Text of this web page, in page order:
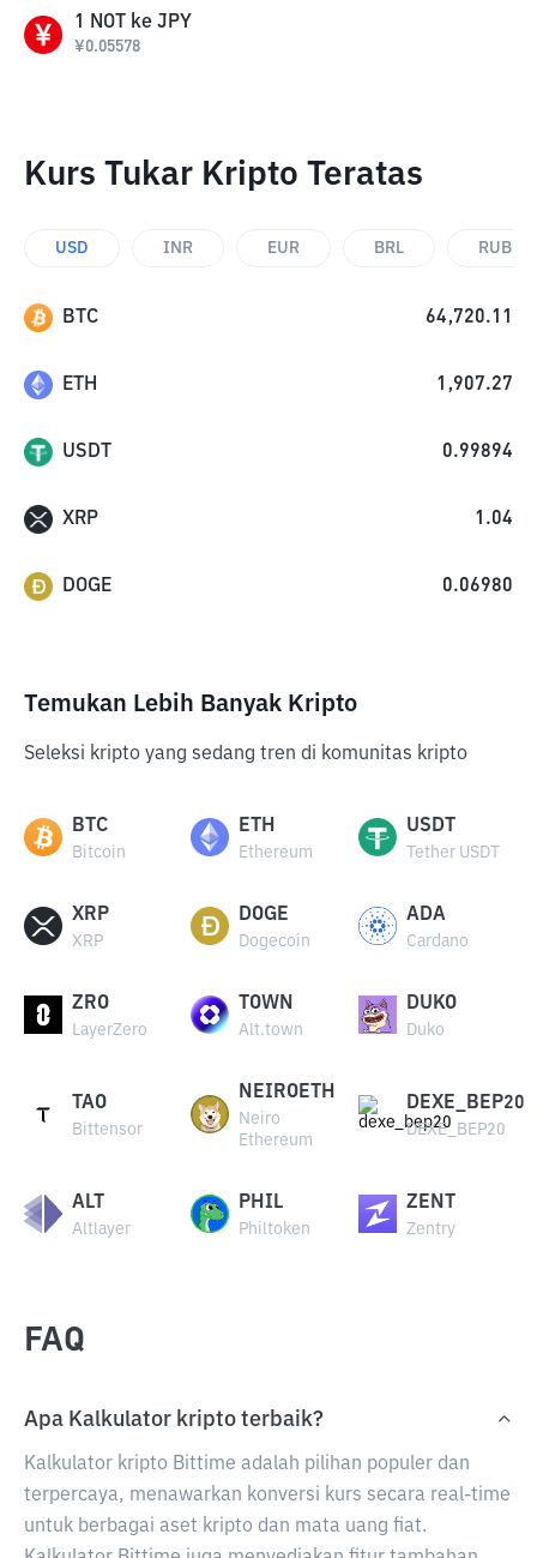
1 NOT ke JPY
¥0.05578
Kurs Tukar Kripto Teratas
USD INR EUR BRL RUB
BTC 64,720.11
ETH 1,907.27
USDT 0.99894
XRP 1.04
DOGE 0.06980
Temukan Lebih Banyak Kripto
Seleksi kripto yang sedang tren di komunitas kripto
BTC
Bitcoin
ETH
Ethereum
USDT
Tether USDT
XRP
XRP
DOGE
Dogecoin
ADA
Cardano
ZRO
LayerZero
TOWN
Alt.town
DUKO
Duko
TAO
Bittensor
NEIROETH
Neiro
Ethereum
DEXE_BEP20
DEXE_BEP20
ALT
Altlayer
PHIL
Philtoken
ZENT
Zentry
FAQ
Apa Kalkulator kripto terbaik?
Kalkulator kripto Bittime adalah pilihan populer dan
terpercaya, menawarkan konversi kurs secara real-time
untuk berbagai aset kripto dan mata uang fiat.